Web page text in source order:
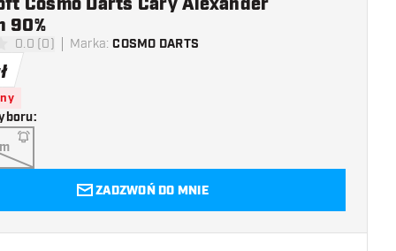
0.0 (0) Marka: COSMO DARTS
90%
:
ZADZWOŃ DO MNIE